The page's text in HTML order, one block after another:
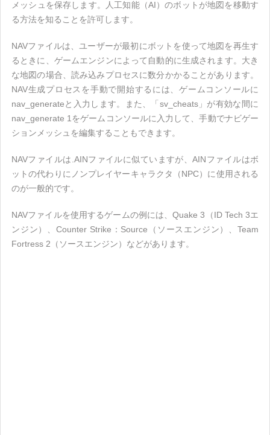
メッシュを保存します。人工知能（AI）のボットが地図を移動す
る方法を知ることを許可します。
NAVファイルは、ユーザーが最初にボットを使って地図を再生す
るときに、ゲームエンジンによって自動的に生成されます。大き
な地図の場合、読み込みプロセスに数分かかることがあります。
NAV生成プロセスを手動で開始するには、ゲームコンソールに
nav_generateと入力します。また、「sv_cheats」が有効な間に
nav_generate 1をゲームコンソールに入力して、手動でナビゲー
ションメッシュを編集することもできます。
NAVファイルは.AINファイルに似ていますが、AINファイルはボ
ットの代わりにノンプレイヤーキャラクタ（NPC）に使用される
のが一般的です。
NAVファイルを使用するゲームの例には、Quake 3（ID Tech 3エ
ンジン）、Counter Strike：Source（ソースエンジン）、Team
Fortress 2（ソースエンジン）などがあります。